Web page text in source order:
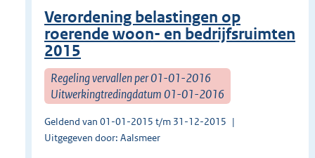
Verordening belastingen op
roerende woon- en bedrijfsruimten
2015
Regeling vervallen per 01-01-2016
Uitwerkingtredingdatum 01-01-2016
Geldend van 01-01-2015 t/m 31-12-2015
Uitgegeven door: Aalsmeer